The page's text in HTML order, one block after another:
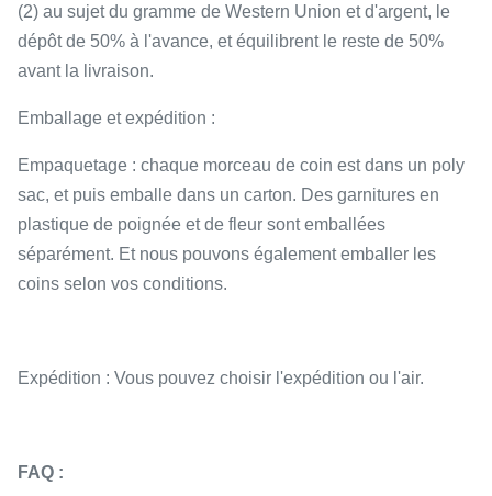
(2) au sujet du gramme de Western Union et d'argent, le
dépôt de 50% à l'avance, et équilibrent le reste de 50%
avant la livraison.
Emballage et expédition :
Empaquetage : chaque morceau de coin est dans un poly
sac, et puis emballe dans un carton. Des garnitures en
plastique de poignée et de fleur sont emballées
séparément. Et nous pouvons également emballer les
coins selon vos conditions.
Expédition : Vous pouvez choisir l'expédition ou l'air.
FAQ :